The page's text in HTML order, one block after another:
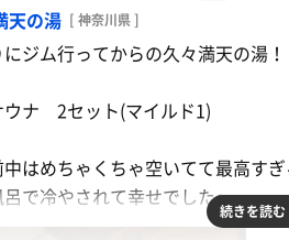
天の湯 [ 神奈川県 ]
ジム行ってからの久々満天の湯！
ウナ 2セット(マイルド1)
はめちゃくちゃ空いてて最高す
呂で冷やされて幸せでした〜
続きを読む